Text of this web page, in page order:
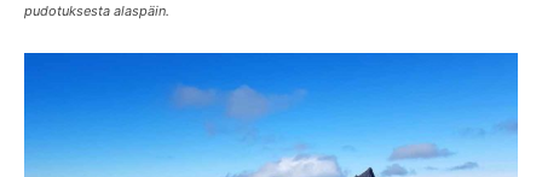
pudotuksesta alaspäin.